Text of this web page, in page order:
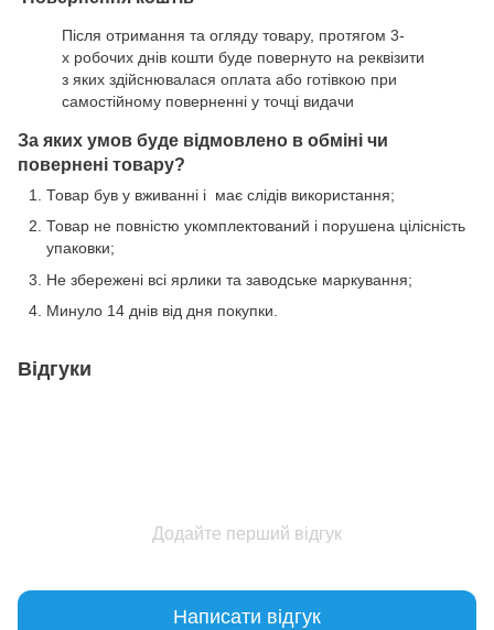
Після отримання та огляду товару, протягом 3-
х робочих днів кошти буде повернуто на реквізити
з яких здійснювалася оплата або готівкою при
самостійному поверненні у точці видачи
За яких умов буде відмовлено в обміні чи
повернені товару?
Товар був у вживанні і має слідів використання;
Товар не повністю укомплектований і порушена цілісність
упаковки;
Не збережені всі ярлики та заводське маркування;
Минуло 14 днів від дня покупки.
Відгуки
Додайте перший відгук
Написати відгук